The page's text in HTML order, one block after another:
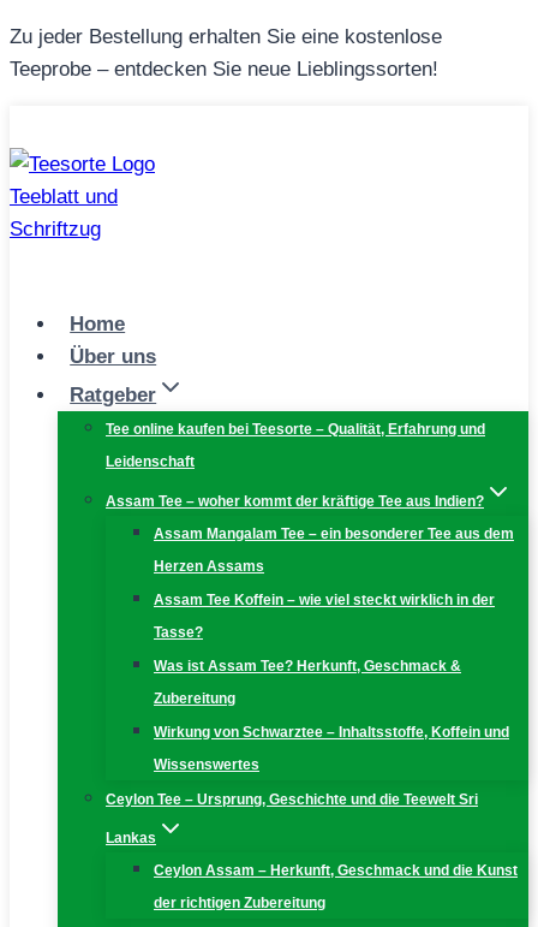
Zum
Inhalt
Zu jeder Bestellung erhalten Sie eine kostenlose
Teeprobe – entdecken Sie neue Lieblingssorten!
Home
Über uns
Ratgeber
Tee online kaufen bei Teesorte – Qualität, Erfahrung und
Leidenschaft
Assam Tee – woher kommt der kräftige Tee aus Indien?
Assam Mangalam Tee – ein besonderer Tee aus dem
Herzen Assams
Assam Tee Koffein – wie viel steckt wirklich in der
Tasse?
Was ist Assam Tee? Herkunft, Geschmack &
Zubereitung
Wirkung von Schwarztee – Inhaltsstoffe, Koffein und
Wissenswertes
Ceylon Tee – Ursprung, Geschichte und die Teewelt Sri
Lankas
Ceylon Assam – Herkunft, Geschmack und die Kunst
der richtigen Zubereitung